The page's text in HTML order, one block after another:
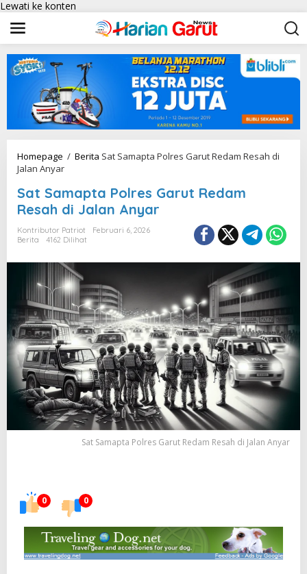
Lewati ke konten
Homepage / Berita Sat Samapta Polres Garut Redam Resah di
Jalan Anyar
Sat Samapta Polres Garut Redam
Resah di Jalan Anyar
Kontributor Patriot
Februari 6, 2026
Berita
4162 Dilihat
Sat Samapta Polres Garut Redam Resah di Jalan Anyar
0 0